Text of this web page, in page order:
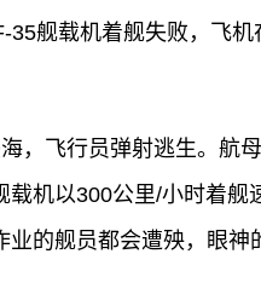
35舰载机着舰失败，飞机
，飞行员弹射逃生。航
载机以300公里/小时着舰
的舰员都会遭殃，眼神